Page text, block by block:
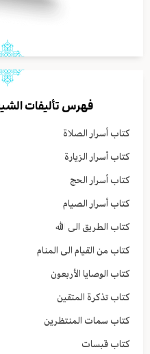
فهرس تأليفات
كتاب أسرار الصلاة
كتاب أسرار الزيارة
كتاب أسرار الحج
كتاب أسرار الصيام
كتاب الطريق الى الله
كتاب من القيام الى المنام
كتاب الوصايا الأربعون
كتاب تذكرة المتقين
كتاب سمات المنتظرين
كتاب قبسات